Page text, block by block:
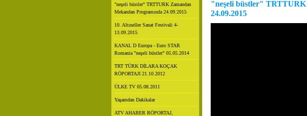
"neşeli büstler" TRTTURK Zamandan
Mekandan Programında 24.09.2015
10. Altıneller Sanat Festivali 4-
13.09.2015
KANAL D Europa - Euro STAR
Romania "neşeli büstler" 05.05.2014
TRT TÜRK DİLARA KOÇAK
RÖPORTAJI 21.10.2012
ÜLKE TV 05.08.2011
Yaşamdan Dakikalar
ATV AHABER RÖPORTAJ,
"neşeli büstler" TRTTURK
24.09.2015